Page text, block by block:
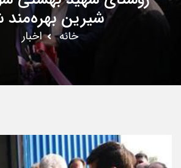
شیرین
خانه اخبار